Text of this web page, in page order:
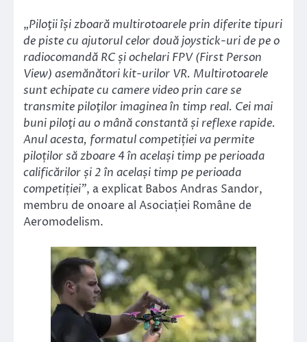
„Piloţii își zboară multirotoarele prin diferite tipuri
de piste cu ajutorul celor două joystick-uri de pe o
radiocomandă RC și ochelari FPV (First Person
View) asemănători kit-urilor VR. Multirotoarele
sunt echipate cu camere video prin care se
transmite piloţilor imaginea în timp real. Cei mai
buni piloţi au o mână constantă și reflexe rapide.
Anul acesta, formatul competiției va permite
piloților să zboare 4 în același timp pe perioada
calificărilor și 2 în același timp pe perioada
competiției”, a explicat Babos Andras Sandor,
membru de onoare al Asociației Române de
Aeromodelism.